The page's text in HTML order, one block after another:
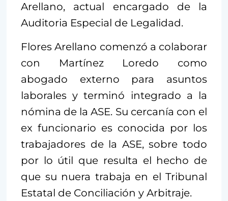
Arellano, actual encargado de la
Auditoria Especial de Legalidad.
Flores Arellano comenzó a colaborar
con Martínez Loredo como
abogado externo para asuntos
laborales y terminó integrado a la
nómina de la ASE. Su cercanía con el
ex funcionario es conocida por los
trabajadores de la ASE, sobre todo
por lo útil que resulta el hecho de
que su nuera trabaja en el Tribunal
Estatal de Conciliación y Arbitraje.